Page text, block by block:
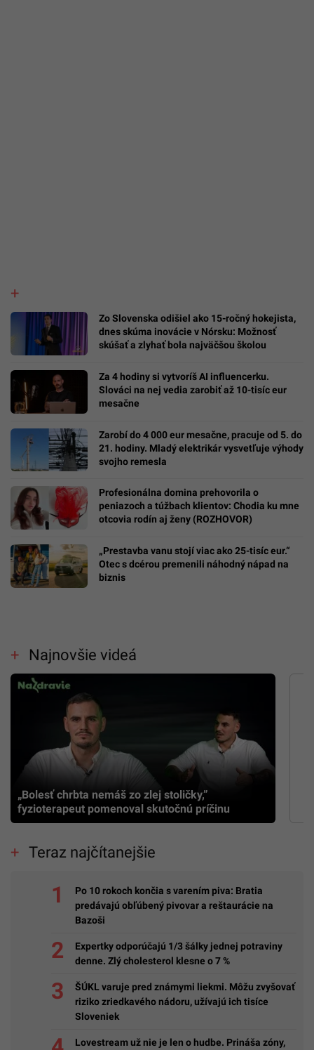
Zo Slovenska odišiel ako 15-ročný hokejista,
dnes skúma inovácie v Nórsku: Možnosť
skúšať a zlyhať bola najväčšou školou
Za 4 hodiny si vytvoríš AI influencerku.
Slováci na nej vedia zarobiť až 10-tisíc eur
mesačne
Zarobí do 4 000 eur mesačne, pracuje od 5. do
21. hodiny. Mladý elektrikár vysvetľuje výhody
svojho remesla
Profesionálna domina prehovorila o
peniazoch a túžbach klientov: Chodia ku mne
otcovia rodín aj ženy (ROZHOVOR)
„Prestavba vanu stojí viac ako 25-tisíc eur.“
Otec s dcérou premenili náhodný nápad na
biznis
Najnovšie videá
„Bolesť chrbta nemáš zo zlej stoličky,”
fyzioterapeut pomenoval skutočnú príčinu
Teraz najčítanejšie
Po 10 rokoch končia s varením piva: Bratia
predávajú obľúbený pivovar a reštaurácie na
Bazoši
Expertky odporúčajú 1/3 šálky jednej potraviny
denne. Zlý cholesterol klesne o 7 %
ŠÚKL varuje pred známymi liekmi. Môžu zvyšovať
riziko zriedkavého nádoru, užívajú ich tisíce
Sloveniek
Lovestream už nie je len o hudbe. Prináša zóny,